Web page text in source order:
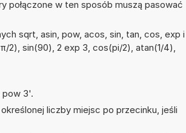
połączone w ten sposób muszą pasować
sqrt, asin, pow, acos, sin, tan, cos, exp i
2), sin(90), 2 exp 3, cos(pi/2), atan(1/4),
3'.
liczby miejsc po przecinku, jeśli